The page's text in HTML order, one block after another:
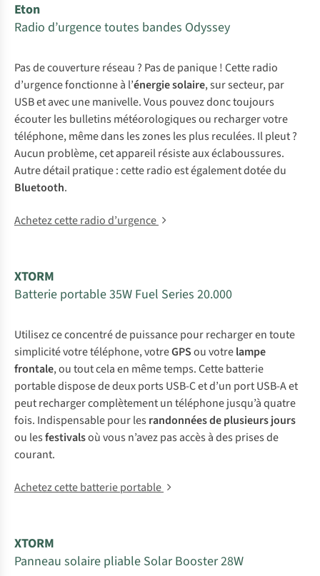
Eton
Radio d’urgence toutes bandes Odyssey
Pas de couverture réseau ? Pas de panique ! Cette radio
d’urgence fonctionne à l’énergie solaire, sur secteur, par
USB et avec une manivelle. Vous pouvez donc toujours
écouter les bulletins météorologiques ou recharger votre
téléphone, même dans les zones les plus reculées. Il pleut ?
Aucun problème, cet appareil résiste aux éclaboussures.
Autre détail pratique : cette radio est également dotée du
Bluetooth.
Achetez cette radio d’urgence
XTORM
Batterie portable 35W Fuel Series 20.000
Utilisez ce concentré de puissance pour recharger en toute
simplicité votre téléphone, votreGPSou votrelampe
frontale, ou tout cela en même temps. Cette batterie
portable dispose de deux ports USB-C et d’un port USB-A et
peut recharger complètement un téléphone jusqu’à quatre
fois. Indispensable pour les randonnées de plusieurs jours
ou lesfestivalsoù vous n’avez pas accès à des prises de
courant.
Achetez cette batterie portable
XTORM
Panneau solaire pliable Solar Booster 28W